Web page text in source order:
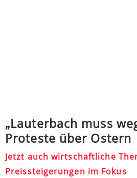
„Lauterbach muss
Proteste über Ostern
Jetzt auch wirtschaftliche
Preissteigerungen im Fokus